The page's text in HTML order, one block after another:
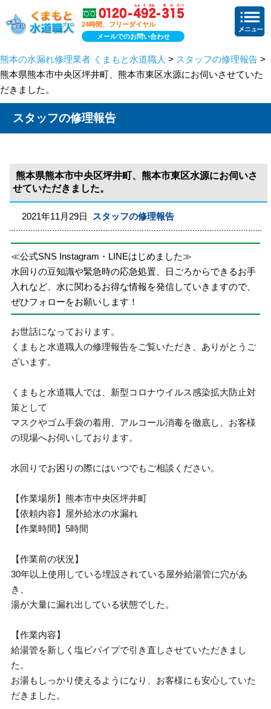
24時間、フリーダイヤル
メールでのお問い合わせ
熊本の水漏れ修理業者 くまもと水道職人 > スタッフの修理報告 >
熊本県熊本市中央区坪井町、熊本市東区水源にお伺いさせていた
だきました。
スタッフの修理報告
熊本県熊本市中央区坪井町、熊本市東区水源にお伺いさ
せていただきました。
2021年11月29日 スタッフの修理報告
≪公式SNS Instagram・LINEはじめました≫
水回りの豆知識や緊急時の応急処置、日ごろからできるお手
入れなど、水に関わるお得な情報を発信していきますので、
ぜひフォローをお願いします！
お世話になっております。
くまもと水道職人の修理報告をご覧いただき、ありがとうご
ざいます。
くまもと水道職人では、新型コロナウイルス感染拡大防止対
策として
マスクやゴム手袋の着用、アルコール消毒を徹底し、お客様
の現場へお伺いしております。
水回りでお困りの際にはいつでもご相談ください。
【作業場所】熊本市中央区坪井町
【依頼内容】屋外給水の水漏れ
【作業時間】5時間
【作業前の状況】
30年以上使用している埋設されている屋外給湯管に穴があ
き、
湯が大量に漏れ出している状態でした。
【作業内容】
給湯管を新しく塩ビパイプで引き直しさせていただきまし
た。
お湯もしっかり使えるようになり、お客様にも安心していた
だきました。